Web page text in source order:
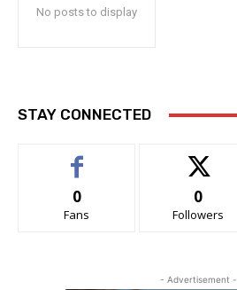
No posts to display
STAY CONNECTED
0
Fans
0
Followers
- Advertisement -